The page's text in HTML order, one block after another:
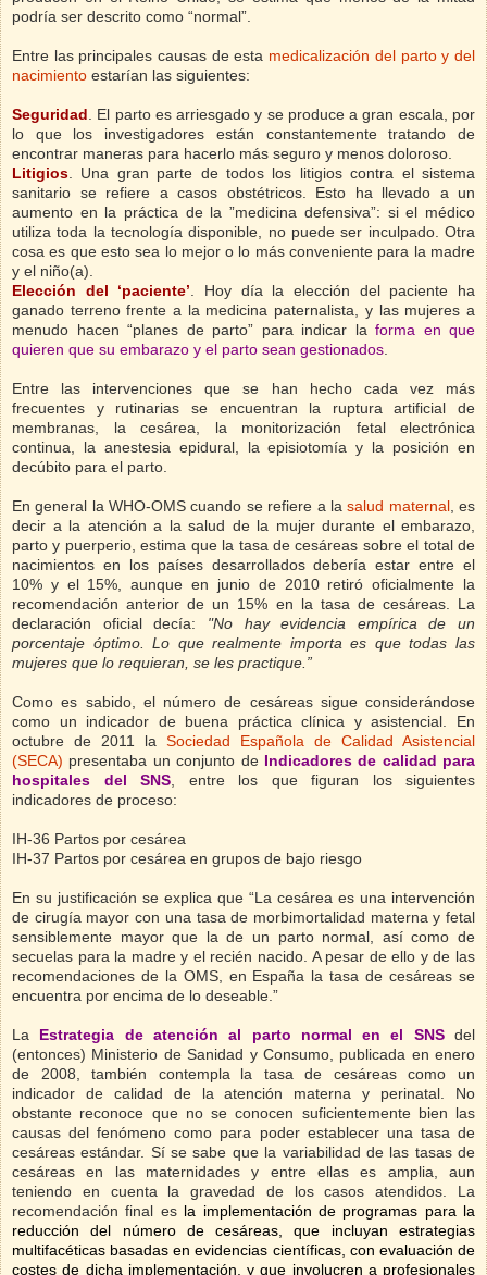
podría ser descrito como “normal”.
Entre las principales causas de esta medicalización del parto y del
nacimiento estarían las siguientes:
Seguridad . El parto es arriesgado y se produce a gran escala, por
lo que los investigadores están constantemente tratando de
encontrar maneras para hacerlo más seguro y menos doloroso.
Litigios . Una gran parte de todos los litigios contra el sistema
sanitario se refiere a casos obstétricos. Esto ha llevado a un
aumento en la práctica de la ”medicina defensiva”: si el médico
utiliza toda la tecnología disponible, no puede ser inculpado. Otra
cosa es que esto sea lo mejor o lo más conveniente para la madre
y el niño(a).
Elección del ‘paciente’ . Hoy día la elección del paciente ha
ganado terreno frente a la medicina paternalista, y las mujeres a
menudo hacen “planes de parto” para indicar la forma en que
quieren que su embarazo y el parto sean gestionados
Entre las intervenciones que se han hecho cada vez más
frecuentes y rutinarias se encuentran la ruptura artificial de
membranas, la cesárea, la monitorización fetal electrónica
continua, la anestesia epidural, la episiotomía y la posición en
decúbito para el parto.
En general la WHO-OMS cuando se refiere a lasalud maternal, es
decir a la atención a la salud de la mujer durante el embarazo,
parto y puerperio, estima que la tasa de cesáreas sobre el total de
nacimientos en los países desarrollados debería estar entre el
10% y el 15%, aunque en junio de 2010 retiró oficialmente la
recomendación anterior de un 15% en la tasa de cesáreas. La
declaración oficial decía: "No hay evidencia empírica de un
porcentaje óptimo. Lo que realmente importa es que todas las
mujeres que lo requieran, se les practique.”
Como es sabido, el número de cesáreas sigue considerándose
como un indicador de buena práctica clínica y asistencial. En
octubre de 2011 la Sociedad Española de Calidad Asistencial
(SECA) presentaba un conjunto de Indicadores de calidad para
hospitales del SNS , entre los que figuran los siguientes
indicadores de proceso:
IH-36 Partos por cesárea
IH-37 Partos por cesárea en grupos de bajo riesgo
En su justificación se explica que “La cesárea es una intervención
de cirugía mayor con una tasa de morbimortalidad materna y fetal
sensiblemente mayor que la de un parto normal, así como de
secuelas para la madre y el recién nacido. A pesar de ello y de las
recomendaciones de la OMS, en España la tasa de cesáreas se
encuentra por encima de lo deseable.”
La Estrategia de atención al parto normal en el SNSdel
(entonces) Ministerio de Sanidad y Consumo, publicada en enero
de 2008, también contempla
la tasa de cesáreas como un
indicador de calidad de la atención materna y perinatal. No
obstante reconoce que no se conocen suficientemente bien las
causas del fenómeno como para poder establecer una tasa de
cesáreas estándar. Sí se sabe que la variabilidad de las tasas de
cesáreas en las maternidades y entre ellas es amplia, aun
teniendo en cuenta la gravedad de los casos atendidos. La
recomendación final es la implementación de programas para la
reducción del número de cesáreas, que incluyan estrategias
multifacéticas basadas en evidencias científicas, con evaluación de
costes de dicha implementación, y que involucren a profesionales